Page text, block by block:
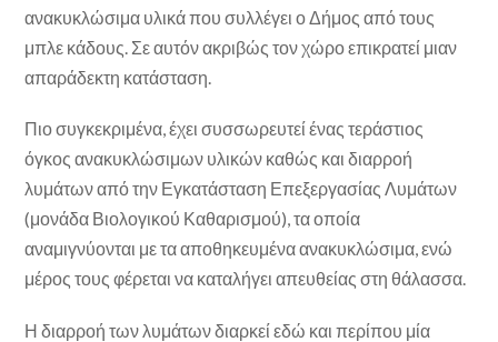
ανακυκλώσιμα υλικά που συλλέγει ο Δήμος από τους
μπλε κάδους. Σε αυτόν ακριβώς τον χώρο επικρατεί μιαν
απαράδεκτη κατάσταση.
Πιο συγκεκριμένα, έχει συσσωρευτεί ένας τεράστιος
όγκος ανακυκλώσιμων υλικών καθώς και διαρροή
λυμάτων από την Εγκατάσταση Επεξεργασίας Λυμάτων
(μονάδα Βιολογικού Καθαρισμού), τα οποία
αναμιγνύονται με τα αποθηκευμένα ανακυκλώσιμα, ενώ
μέρος τους φέρεται να καταλήγει απευθείας στη θάλασσα.
Η διαρροή των λυμάτων διαρκεί εδώ και περίπου μία